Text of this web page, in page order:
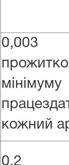
0,003
кожний
0,2